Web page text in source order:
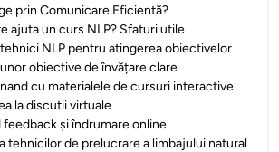
prin Comunicare Eficientă?
ajuta un curs NLP? Sfaturi utile
NLP pentru atingerea obiectivelor
obiective de învățare clare
cu materialele de cursuri interactive
la discutii virtuale
feedback și îndrumare online
tehnicilor de prelucrare a limbajului natural